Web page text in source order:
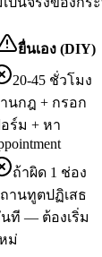
ยื่นเอง (DIY)
20-45 ชั่วโมง
นกฎ + กรอก
ร์ม + หา
ถ้าผิด 1 ช่อง
านทูตปฏิเสธ
ที — ต้องเริ่ม
ม่